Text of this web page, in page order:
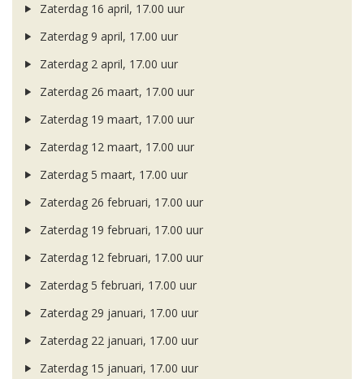
Zaterdag 16 april, 17.00 uur
Zaterdag 9 april, 17.00 uur
Zaterdag 2 april, 17.00 uur
Zaterdag 26 maart, 17.00 uur
Zaterdag 19 maart, 17.00 uur
Zaterdag 12 maart, 17.00 uur
Zaterdag 5 maart, 17.00 uur
Zaterdag 26 februari, 17.00 uur
Zaterdag 19 februari, 17.00 uur
Zaterdag 12 februari, 17.00 uur
Zaterdag 5 februari, 17.00 uur
Zaterdag 29 januari, 17.00 uur
Zaterdag 22 januari, 17.00 uur
Zaterdag 15 januari, 17.00 uur